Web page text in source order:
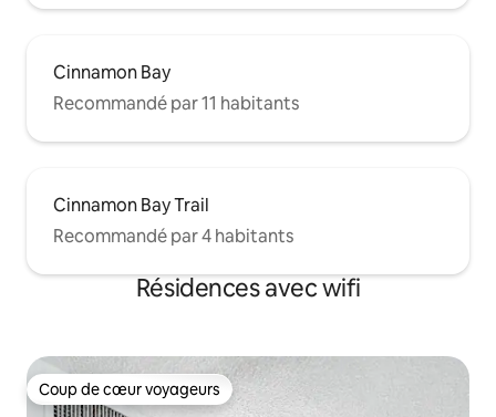
Cinnamon Bay
Recommandé par 11 habitants
Cinnamon Bay Trail
Recommandé par 4 habitants
Résidences avec wifi
Coup de cœur voyageurs
Coup de cœur voyageurs